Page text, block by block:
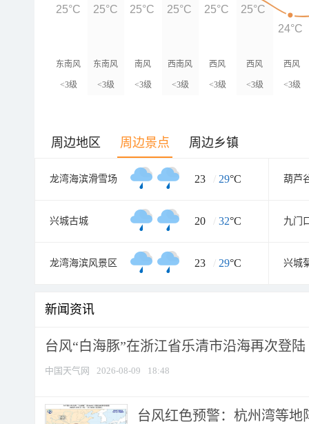
东南风
<3级
东南风
<3级
南风
<3级
西南风
<3级
西风
<3级
西风
<3级
西风
<3级
25°C 25°C 25°C 25°C 25°C
25°C
24°C
周边地区 周边景点 周边乡镇
龙湾海滨滑雪场 23 / 29°C 葫芦
兴城古城 20 / 32°C 九门
龙湾海滨风景区 23 / 29°C 兴城
新闻资讯
台风“白海豚”在浙江省乐清市沿海再次登陆
中国天气网 2026-08-09 18:48
台风红色预警：杭州湾等地